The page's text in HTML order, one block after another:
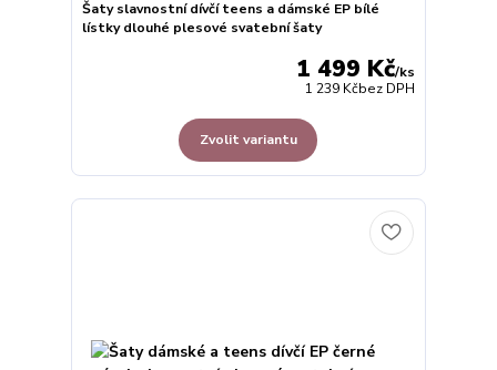
Šaty slavnostní dívčí teens a dámské EP bílé
lístky dlouhé plesové svatební šaty
1 499 Kč/ks
1 239 Kčbez DPH
Zvolit variantu